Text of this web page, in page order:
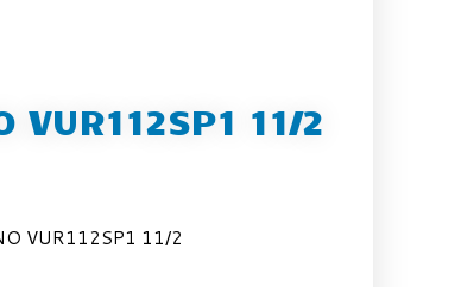
VUR112SP1 11/2
VUR112SP1 11/2